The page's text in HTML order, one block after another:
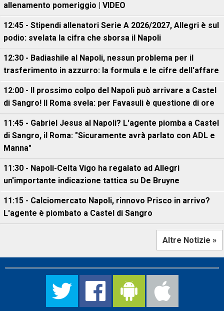
allenamento pomeriggio | VIDEO
12:45 - Stipendi allenatori Serie A 2026/2027, Allegri è sul
podio: svelata la cifra che sborsa il Napoli
12:30 - Badiashile al Napoli, nessun problema per il
trasferimento in azzurro: la formula e le cifre dell'affare
12:00 - Il prossimo colpo del Napoli può arrivare a Castel
di Sangro! Il Roma svela: per Favasuli è questione di ore
11:45 - Gabriel Jesus al Napoli? L'agente piomba a Castel
di Sangro, il Roma: "Sicuramente avrà parlato con ADL e
Manna"
11:30 - Napoli-Celta Vigo ha regalato ad Allegri
un'importante indicazione tattica su De Bruyne
11:15 - Calciomercato Napoli, rinnovo Prisco in arrivo?
L'agente è piombato a Castel di Sangro
Altre Notizie »